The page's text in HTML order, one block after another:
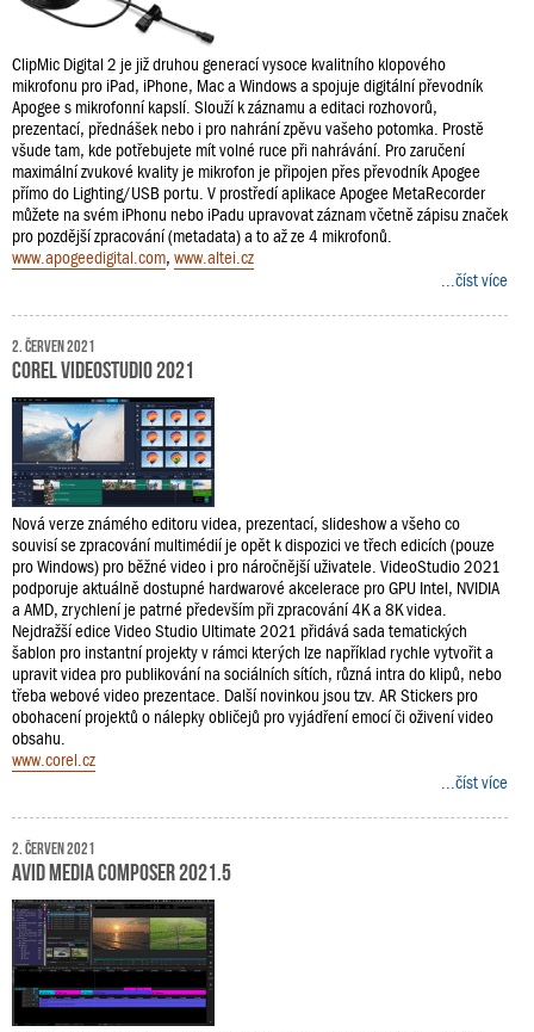
ClipMic Digital 2 je již druhou generací vysoce kvalitního klopového
mikrofonu pro iPad, iPhone, Mac a Windows a spojuje digitální převodník
Apogee s mikrofonní kapslí. Slouží k záznamu a editaci rozhovorů,
prezentací, přednášek nebo i pro nahrání zpěvu vašeho potomka. Prostě
všude tam, kde potřebujete mít volné ruce při nahrávání. Pro zaručení
maximální zvukové kvality je mikrofon je připojen přes převodník Apogee
přímo do Lighting/USB portu. V prostředí aplikace Apogee MetaRecorder
můžete na svém iPhonu nebo iPadu upravovat záznam včetně zápisu značek
pro pozdější zpracování (metadata) a to až ze 4 mikrofonů.
www.apogeedigital.com, www.altei.cz
...číst více
2. červen 2021
Corel VideoStudio 2021
Nová verze známého editoru videa, prezentací, slideshow a všeho co
souvisí se zpracování multimédií je opět k dispozici ve třech edicích (pouze
pro Windows) pro běžné video i pro náročnější uživatele. VideoStudio 2021
podporuje aktuálně dostupné hardwarové akcelerace pro GPU Intel, NVIDIA
a AMD, zrychlení je patrné především při zpracování 4K a 8K videa.
Nejdražší edice Video Studio Ultimate 2021 přidává sada tematických
šablon pro instantní projekty v rámci kterých lze například rychle vytvořit a
upravit videa pro publikování na sociálních sítích, různá intra do klipů, nebo
třeba webové video prezentace. Další novinkou jsou tzv. AR Stickers pro
obohacení projektů o nálepky obličejů pro vyjádření emocí či oživení video
obsahu.
www.corel.cz
...číst více
2. červen 2021
Avid Media Composer 2021.5